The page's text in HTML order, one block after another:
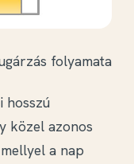
folyamata
hosszú
közel azonos
a nap